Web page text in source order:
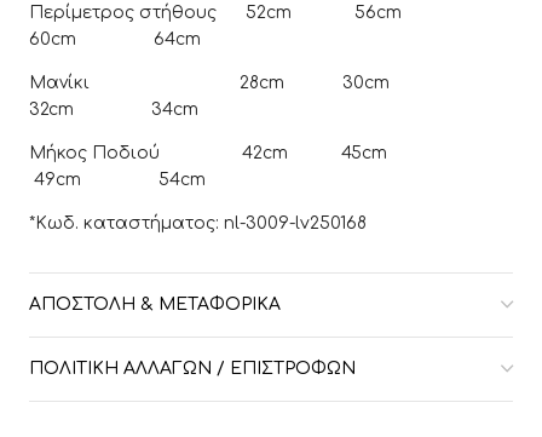
Περίμετρος στήθους 52cm 56cm
60cm 64cm
Μανίκι 28cm 30cm
32cm 34cm
Μήκος Ποδιού 42cm 45cm
49cm 54cm
*Κωδ. καταστήματος: nl-3009-lv250168
ΑΠΟΣΤΟΛΉ & ΜΕΤΑΦΟΡΙΚΆ
ΠΟΛΙΤΙΚΉ ΑΛΛΑΓΏΝ / ΕΠΙΣΤΡΟΦΏΝ